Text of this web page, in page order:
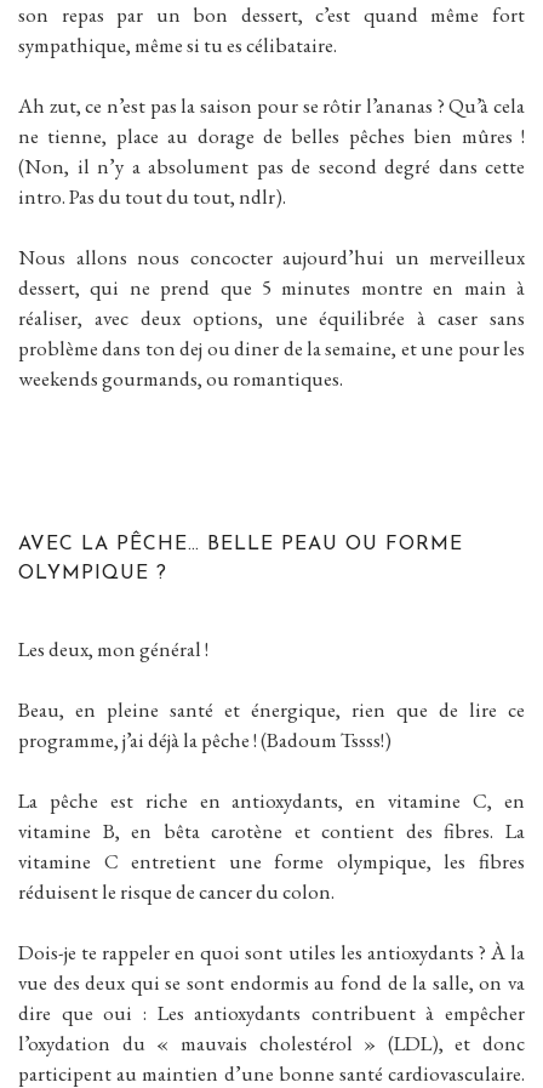
son repas par un bon dessert, c’est quand même fort
sympathique, même si tu es célibataire.
Ah zut, ce n’est pas la saison pour se rôtir l’ananas ? Qu’à cela
ne tienne, place au dorage de belles pêches bien mûres !
(Non, il n’y a absolument pas de second degré dans cette
intro. Pas du tout du tout, ndlr).
Nous allons nous concocter aujourd’hui un merveilleux
dessert, qui ne prend que 5 minutes montre en main à
réaliser, avec deux options, une équilibrée à caser sans
problème dans ton dej ou diner de la semaine, et une pour les
weekends gourmands, ou romantiques.
AVEC LA PÊCHE… BELLE PEAU OU FORME
OLYMPIQUE ?
Les deux, mon général !
Beau, en pleine santé et énergique, rien que de lire ce
programme, j’ai déjà la pêche ! (Badoum Tssss!)
La pêche est riche en antioxydants, en vitamine C, en
vitamine B, en bêta carotène et contient des fibres. La
vitamine C entretient une forme olympique, les fibres
réduisent le risque de cancer du colon.
Dois-je te rappeler en quoi sont utiles les antioxydants ? À la
vue des deux qui se sont endormis au fond de la salle, on va
dire que oui : Les antioxydants contribuent à empêcher
l’oxydation du « mauvais cholestérol » (LDL), et donc
participent au maintien d’une bonne santé cardiovasculaire.